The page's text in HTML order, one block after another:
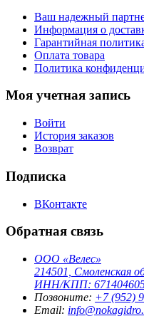
Ваш надежный
Информация о
Гарантийная
Оплата товара
Политика
Моя учетная запись
Войти
История заказов
Возврат
Подписка
ВКонтакте
Обратная связь
ООО «Велес»
214501, Смоленская
ИНН/КПП:
Позвоните: +7 (952)
Email: